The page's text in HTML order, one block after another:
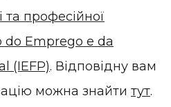
та професійної
do Emprego e da
(IEFP). Відповідну вам
можна знайти тут.